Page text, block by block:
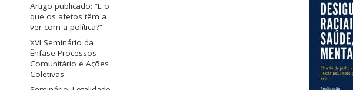
Artigo publicado: “E o
que os afetos têm a
ver com a política?”
XVI Seminário da
Ênfase Processos
Comunitário e Ações
Coletivas